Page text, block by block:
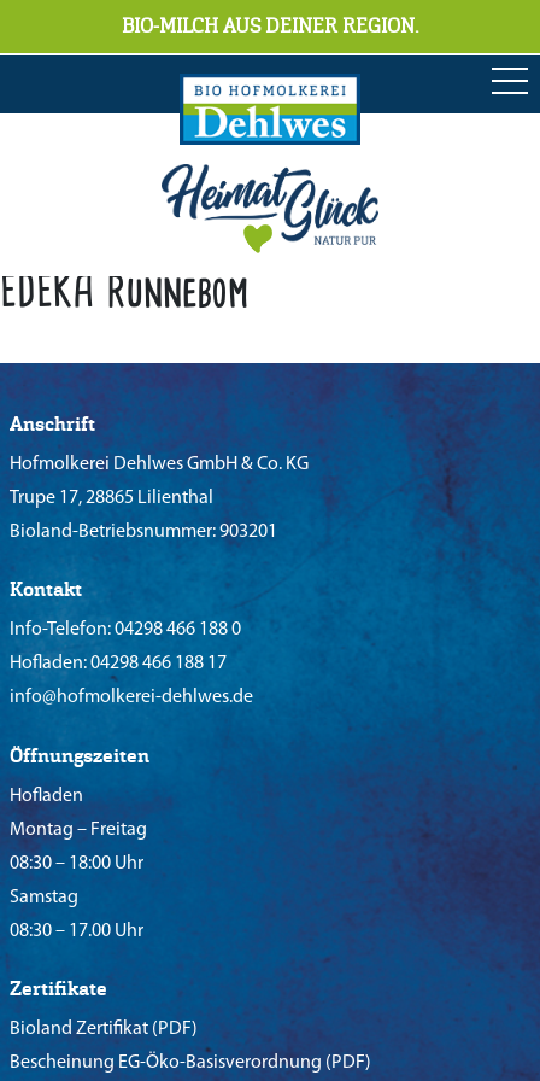
BIO-MILCH AUS DEINER REGION.
EDEKA Runnebom
Anschrift
Hofmolkerei Dehlwes GmbH & Co. KG
Trupe 17, 28865 Lilienthal
Bioland-Betriebsnummer: 903201
Kontakt
Info-Telefon:04298 466 188 0
Hofladen:04298 466 188 17
info@hofmolkerei-dehlwes.de
Öffnungszeiten
Hofladen
Montag – Freitag
08:30 – 18:00 Uhr
Samstag
08:30 – 17.00 Uhr
Zertifikate
Bioland Zertifikat (PDF)
Bescheinung EG-Öko-Basisverordnung (PDF)